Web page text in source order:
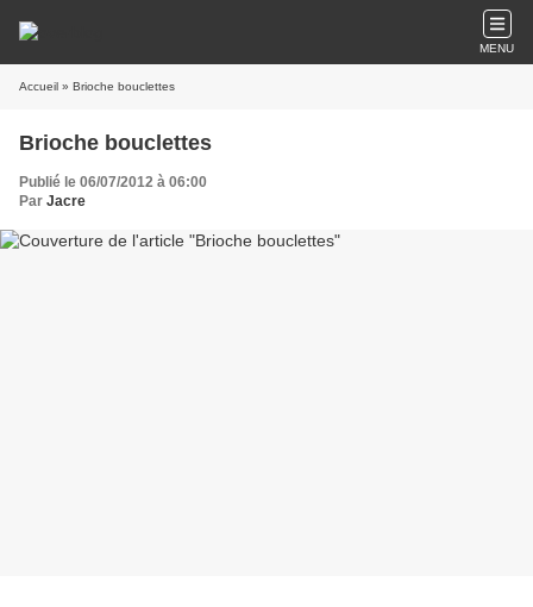
MENU
Accueil » Brioche bouclettes
Brioche bouclettes
Publié le 06/07/2012 à 06:00
Par Jacre